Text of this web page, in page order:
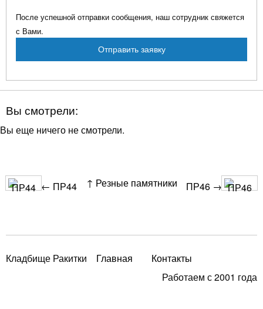
После успешной отправки сообщения, наш сотрудник свяжется
с Вами.
Вы смотрели:
Вы еще ничего не смотрели.
← ПР44 ↑ Резные памятники ПР46 →
Кладбище Ракитки Главная
Контакты
Работаем с 2001 года